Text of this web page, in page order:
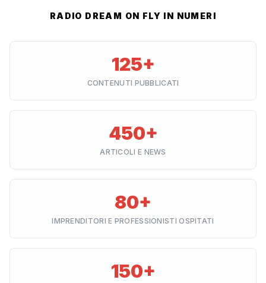
RADIO DREAM ON FLY IN NUMERI
125+
CONTENUTI PUBBLICATI
450+
ARTICOLI E NEWS
80+
IMPRENDITORI E PROFESSIONISTI OSPITATI
150+